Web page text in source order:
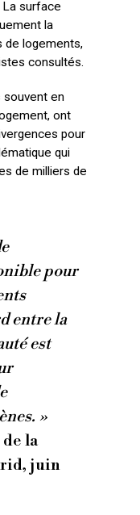
surface
la
de logements,
consultés.
souvent en
ont
pour
qui
de milliers de
pour
entre la
est
»
la
juin